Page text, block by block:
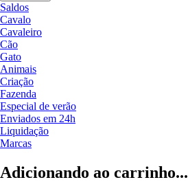
Saldos
Cavalo
Cavaleiro
Cão
Gato
Animais
Criação
Fazenda
Especial de verão
Enviados em 24h
Liquidação
Marcas
Adicionando ao carrinho...